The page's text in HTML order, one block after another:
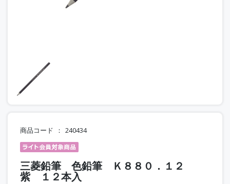
商品コード 240434
三菱鉛筆 色鉛筆 Ｋ８８０．１２
紫 １２本入